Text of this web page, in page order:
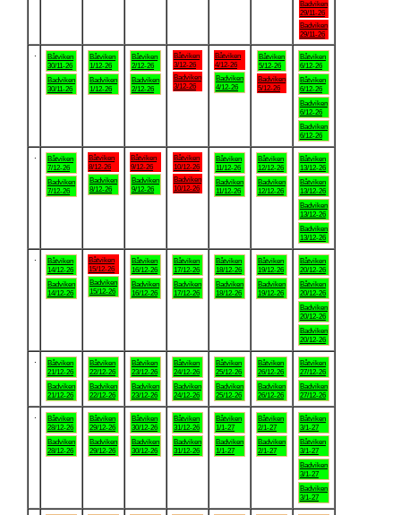
Badviken
29/11-26
Badviken
29/11-26
Båtviken
30/11-26
Badviken
30/11-26
Båtviken
1/12-26
Badviken
1/12-26
Båtviken
2/12-26
Badviken
2/12-26
Båtviken
3/12-26
Badviken
3/12-26
Båtviken
4/12-26
Badviken
4/12-26
Båtviken
5/12-26
Badviken
5/12-26
Båtviken
6/12-26
Båtviken
6/12-26
Badviken
6/12-26
Badviken
6/12-26
Båtviken
7/12-26
Badviken
7/12-26
Båtviken
8/12-26
Badviken
8/12-26
Båtviken
9/12-26
Badviken
9/12-26
Båtviken
10/12-26
Badviken
10/12-26
Båtviken
11/12-26
Badviken
11/12-26
Båtviken
12/12-26
Badviken
12/12-26
Båtviken
13/12-26
Båtviken
13/12-26
Badviken
13/12-26
Badviken
13/12-26
Båtviken
14/12-26
Badviken
14/12-26
Båtviken
15/12-26
Badviken
15/12-26
Båtviken
16/12-26
Badviken
16/12-26
Båtviken
17/12-26
Badviken
17/12-26
Båtviken
18/12-26
Badviken
18/12-26
Båtviken
19/12-26
Badviken
19/12-26
Båtviken
20/12-26
Båtviken
20/12-26
Badviken
20/12-26
Badviken
20/12-26
Båtviken
21/12-26
Badviken
21/12-26
Båtviken
22/12-26
Badviken
22/12-26
Båtviken
23/12-26
Badviken
23/12-26
Båtviken
24/12-26
Badviken
24/12-26
Båtviken
25/12-26
Badviken
25/12-26
Båtviken
26/12-26
Badviken
26/12-26
Båtviken
27/12-26
Badviken
27/12-26
Båtviken
28/12-26
Badviken
28/12-26
Båtviken
29/12-26
Badviken
29/12-26
Båtviken
30/12-26
Badviken
30/12-26
Båtviken
31/12-26
Badviken
31/12-26
Båtviken
1/1-27
Badviken
1/1-27
Båtviken
2/1-27
Badviken
2/1-27
Båtviken
3/1-27
Båtviken
3/1-27
Badviken
3/1-27
Badviken
3/1-27